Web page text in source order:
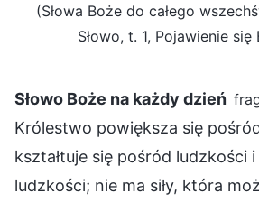
(Słowa Boże do całego
Słowo, t. 1, Pojawienie
Słowo Boże na każdy dzień
Królestwo powiększa się
kształtuje się pośród ludzkości
ludzkości; nie ma siły, która